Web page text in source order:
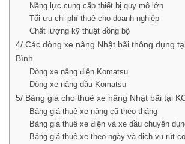
Năng lực cung cấp thiết bị quy mô lớn
Tối ưu chi phí thuê cho doanh nghiệp
Chất lượng kỹ thuật đồng bộ
4/ Các dòng xe nâng Nhật bãi thông dụng
Bình
Dòng xe nâng điện Komatsu
Dòng xe nâng dầu Komatsu
5/ Bảng giá cho thuê xe nâng Nhật bãi tại
Bảng giá thuê xe nâng cũ theo tháng
Bảng giá thuê xe điện và xe dầu chuyên
Bảng giá thuê xe theo ngày và dịch vụ rút